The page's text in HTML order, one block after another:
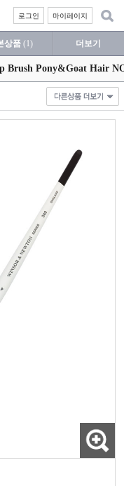
마이페이지
로그인
상품 (1) 더보기
Brush Pony&Goat Hair